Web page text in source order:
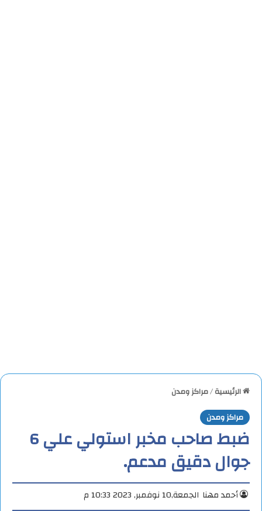
الرئيسية/مراكز ومدن
مراكز ومدن
ضبط صاحب مخبر استولي علي 6
جوال دقيق مدعم.
أحمد مهنا الجمعة,10 نوفمبر, 2023 10:33 م